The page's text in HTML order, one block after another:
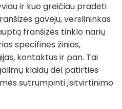
ir kuo greičiau pradėti
gavėju, verslininkas
franšizės tinklo narių
specifines žinias,
kontaktus ir pan. Tai
klaidų dėl patirties
sutrumpinti įsitvirtinimo